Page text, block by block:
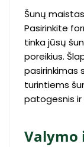
Šunų
Pasirinkite
tinka jūsų
poreikius.
pasirinkimas
turintiems
patogesnis ir
Valymo